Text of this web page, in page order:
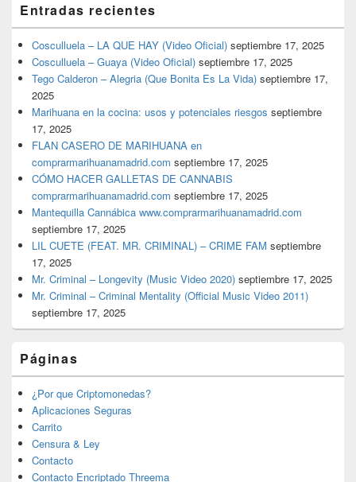
Entradas recientes
Cosculluela – LA QUE HAY (Video Oficial) septiembre 17, 2025
Cosculluela – Guaya (Video Oficial) septiembre 17, 2025
Tego Calderon – Alegria (Que Bonita Es La Vida) septiembre 17,
2025
Marihuana en la cocina: usos y potenciales riesgos septiembre
17, 2025
FLAN CASERO DE MARIHUANA en
comprarmarihuanamadrid.com septiembre 17, 2025
CÓMO HACER GALLETAS DE CANNABIS
comprarmarihuanamadrid.com septiembre 17, 2025
Mantequilla Cannábica www.comprarmarihuanamadrid.com
septiembre 17, 2025
LIL CUETE (FEAT. MR. CRIMINAL) – CRIME FAM septiembre
17, 2025
Mr. Criminal – Longevity (Music Video 2020) septiembre 17, 2025
Mr. Criminal – Criminal Mentality (Official Music Video 2011)
septiembre 17, 2025
Páginas
¿Por que Criptomonedas?
Aplicaciones Seguras
Carrito
Censura & Ley
Contacto
Contacto Encriptado Threema